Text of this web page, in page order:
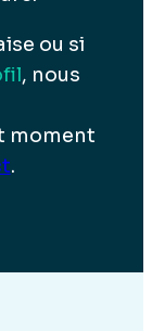
ou si
, nous
moment
.